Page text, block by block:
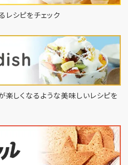
レシピをチェック
楽しくなるような美味しいレシピを